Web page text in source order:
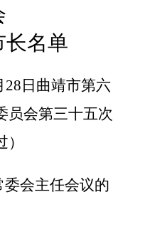
长名单
28 日曲靖市第六
员会第三十五次
会主任会议的